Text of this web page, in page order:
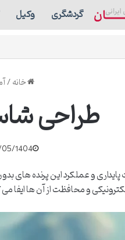
گردشگری وکیل
خانه/
طراحی
1404
پایداری و عملکرد این پرنده
و محافظت از آن ها ایفا